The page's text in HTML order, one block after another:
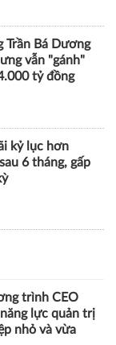
Trần Bá Dương
vẫn "gánh"
tỷ đồng
kỷ lục hơn
6 tháng, gấp
trình CEO
lực quản trị
nhỏ và vừa